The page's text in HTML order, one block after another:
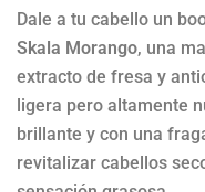
Dale a tu cabello un
Skala Morango, una
extracto de fresa y
ligera pero altamente
brillante y con una
revitalizar cabellos